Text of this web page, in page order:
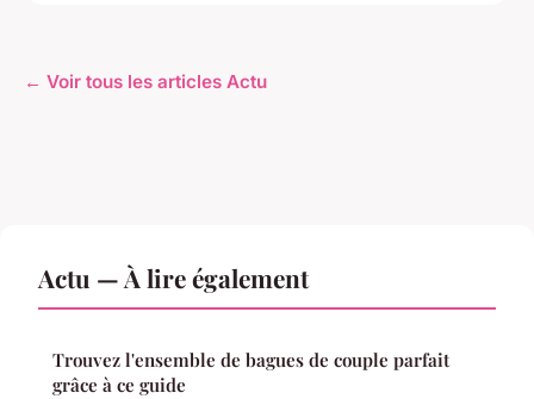
← Voir tous les articles Actu
Actu — À lire également
Trouvez l'ensemble de bagues de couple parfait
grâce à ce guide